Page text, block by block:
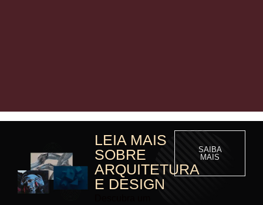
LEIA MAIS
SOBRE
ARQUITETURA
E DESIGN
SAIBA
MAIS